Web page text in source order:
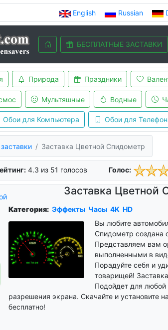
English Russian
БЕСПЛАТНЫЕ ЗАСТАВКИ
Природа Праздники
Мультяшные Водные
Обои для Компьютера Обои для
Заставка Цветной Спидометр
4.3 из 51 голосов Голос:
Заставка Цветной
Категория: Эффекты Часы 4K HD
Вы любите
Спидометр создана
Представляем вам
выполненными в
Порадуйте себя и
товарищей!
Подойдет для
разрешения экрана. Скачайте и установите
бесплатно!